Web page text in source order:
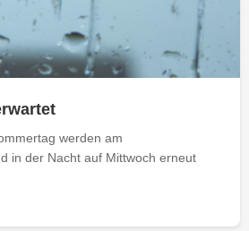
werden am
in der Nacht auf Mittwoch erneut